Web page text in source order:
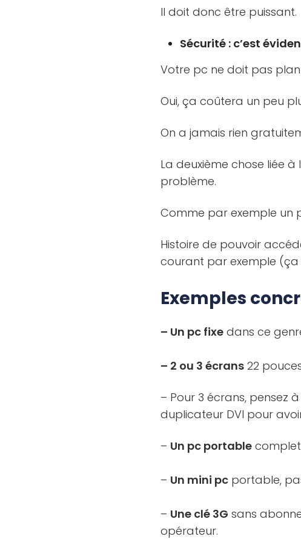
Il doit donc être puissant.
Sécurité : c’est
Votre pc ne doit pas
Oui, ça coûtera un peu
On a jamais rien
La deuxième chose liée à
problème.
Comme par exemple un
Histoire de pouvoir
courant par exemple (ça
Exemples
– Un pc fixe dans ce
– 2 ou 3 écrans 22
– Pour 3 écrans, pensez à
duplicateur DVI pour
– Un pc portable
– Un mini pc portable,
– Une clé 3G sans
opérateur.